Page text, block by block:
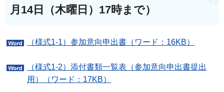
月14日（木曜日）17時まで）
（様式1-1）参加意向申出書（ワード：16KB）
（様式1-2）添付書類一覧表（参加意向申出書提出
用）（ワード：17KB）